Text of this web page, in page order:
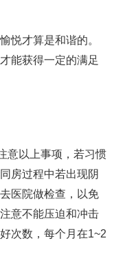
才算是和谐的。
能获得一定的满足
以上事项，若习惯
房过程中若出现阴
医院做检查，以免
意不能压迫和冲击
次数，每个月在1~2